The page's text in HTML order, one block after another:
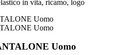
in vita, ricamo, logo
Uomo